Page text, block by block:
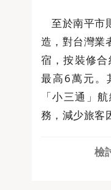
至於南平市
造，對台灣業
宿，按裝修合
最高6萬元。
「小三通」
務，減少旅客
檢